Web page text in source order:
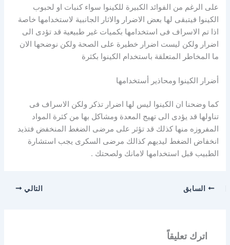
على الرغم من الفوائد الكبيرة للكينوا سواء كنبات او لحبوب
الكينوا فيتبقى لها بعض الاضرار والاثار الجانبية لاستخدامها خاصة
اذا تم الاسراف فى استخدامها بكميات غير طبيعية قد تؤدى الى
اضرار ولكن ليست اضرار خطيرة على الصحة ولكن نوضحها الان
ما المخاطر المتعلقة باستخدام الكينوا بكثرة
أضرار الكينوا ومحاذير أستخدامها
كما وضحنا ان الكينوا ليس لها اضرار تذكر ولكن الاسراف فى
تناولها قد يؤدى الى تهيج المعدة ومشاكل بها من كثرة المواد
المفروزه منها كذلك قد تؤثر على مرضى الضغط المنخفض فتذيد
انخفاض الضغط ليديهم كذالك مرضى السكرى يجب استشارة
الطبيب قبل استخدامها لامانك ولصحتك .
السابق التالي
اترك تعليقاً